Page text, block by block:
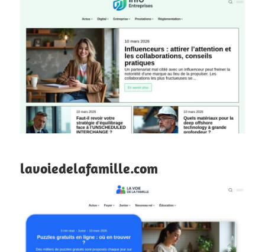
lavoiedelafamille.com